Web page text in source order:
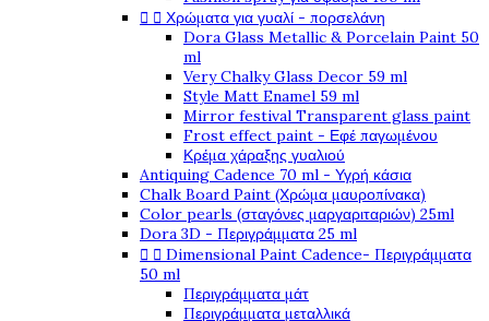
  Χρώματα για γυαλί - πορσελάνη
Dora Glass Metallic & Porcelain Paint 50
ml
Very Chalky Glass Decor 59 ml
Style Matt Enamel 59 ml
Mirror festival Transparent glass paint
Frost effect paint - Εφέ παγωμένου
Κρέμα χάραξης γυαλιού
Antiquing Cadence 70 ml - Υγρή κάσια
Chalk Board Paint (Χρώμα μαυροπίνακα)
Color pearls (σταγόνες μαργαριταριών) 25ml
Dora 3D - Περιγράμματα 25 ml
  Dimensional Paint Cadence- Περιγράμματα
50 ml
Περιγράμματα μάτ
Περιγράμματα μεταλλικά